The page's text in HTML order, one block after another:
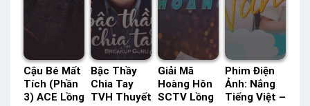
Cậu Bé Mất
Tích (Phần
3) ACE Lồng
Bậc Thầy
Chia Tay
TVH Thuyết
Giải Mã
Hoàng Hôn
SCTV Lồng
Phim Điện
Ảnh: Nắng
Tiếng Việt –